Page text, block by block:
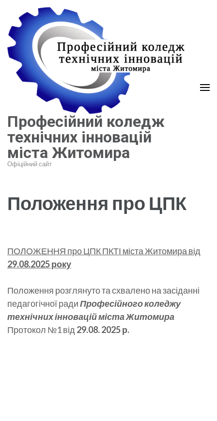
вмісту
(натисніть
Enter)
Професійний коледж
технічних інновацій
міста Житомира
Офіційний сайт
Положення про ЦПК
ПОЛОЖЕННЯ про ЦПК ПКТІ міста Житомира від
29.08.2025 року
Положення розглянуто та схвалено на засіданні
педагогічної радиПрофесійного коледжу
технічних інновацій міста Житомира
Протокол №1 від 29.08. 2025 р.